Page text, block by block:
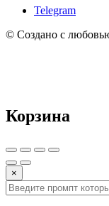
Telegram
© Создано с
Корзина
×